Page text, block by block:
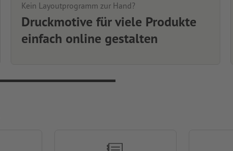
Kein Layoutprogramm zur Hand?
Druckmotive für viele Produkte
einfach online gestalten